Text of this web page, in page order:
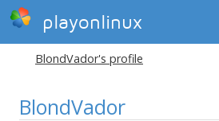
playonlinux
BlondVador's profile
BlondVador